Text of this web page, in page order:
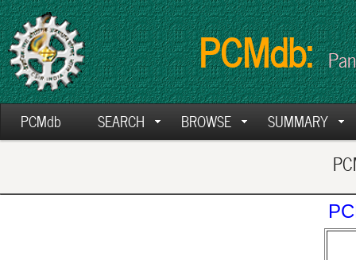
PCMdb:
PCMdb SEARCH BROWSE SUMMARY